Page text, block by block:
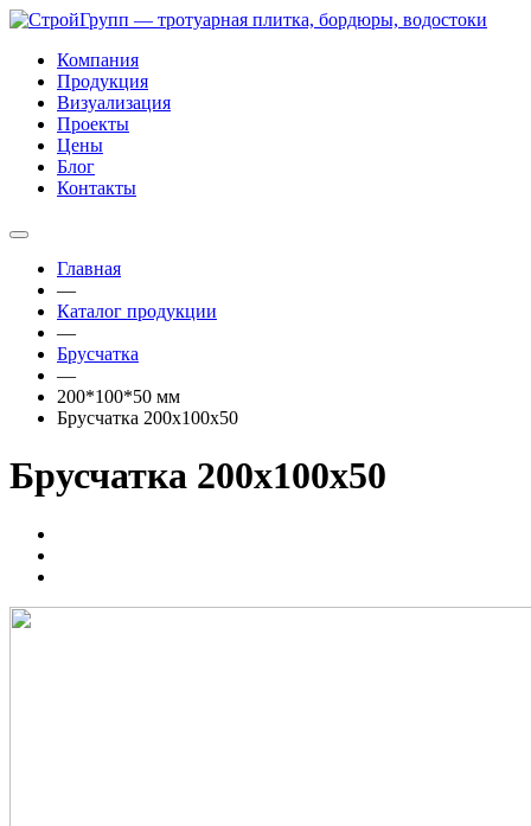
Компания
Продукция
Визуализация
Проекты
Цены
Блог
Контакты
Главная
—
Каталог продукции
—
Брусчатка
—
200*100*50 мм
Брусчатка 200х100х50
Брусчатка 200х100х50